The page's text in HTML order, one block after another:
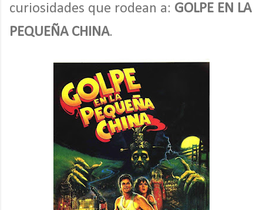
curiosidades que rodean a: GOLPE EN LA
PEQUEÑA CHINA.